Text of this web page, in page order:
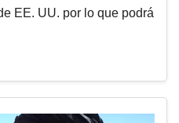
EE. UU. por lo que podrá